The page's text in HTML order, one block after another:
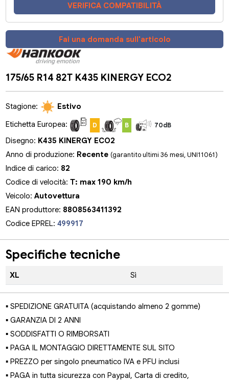
VERIFICA COMPATIBILITÀ
Fai una domanda sull'articolo
175/65 R14 82T K435 KINERGY ECO2
Stagione:
Estivo
Etichetta Europea:
D B 70dB
Disegno: K435 KINERGY ECO2
Anno di produzione: Recente(garantito ultimi 36 mesi, UNI11061)
Indice di carico: 82
Codice di velocità:T: max 190 km/h
Veicolo:Autovettura
EAN produttore: 8808563411392
Codice EPREL:499917
Specifiche tecniche
XL Sì
▪ SPEDIZIONE GRATUITA (acquistando almeno 2 gomme)
▪ GARANZIA DI 2 ANNI
▪ SODDISFATTI O RIMBORSATI
▪ PAGA IL MONTAGGIO DIRETTAMENTE SUL SITO
▪ PREZZO per singolo pneumatico IVA e PFU inclusi
▪ PAGA in tutta sicurezza con Paypal, Carta di credito,